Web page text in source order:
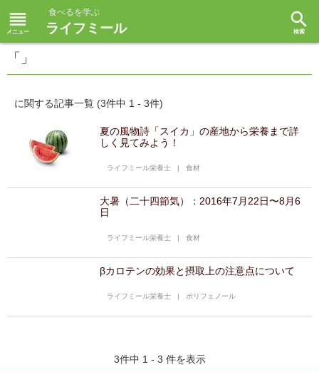
reorder 食べるを学ぶ
ライフミール search
「」
に関する記事一覧 (3件中 1 - 3件)
夏の風物詩「スイカ」の産地から栄養まで詳
しく見てみよう！
ライフミール栄養士 |食材
大暑（二十四節気）：2016年7月22日〜8月6
日
ライフミール栄養士 |食材
βカロテンの効果と摂取上の注意点について
ライフミール栄養士 | ポリフェノール
3件中 1 - 3 件を表示